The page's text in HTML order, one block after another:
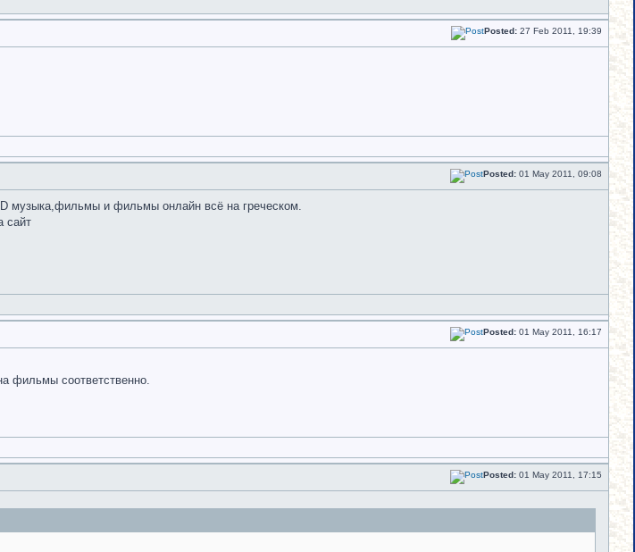
Posted: 27 Feb 2011, 19:39
Posted: 01 May 2011, 09:08
музыка,фильмы и фильмы онлайн всё на греческом.
сайт
Posted: 01 May 2011, 16:17
фильмы соответственно.
Posted: 01 May 2011, 17:15